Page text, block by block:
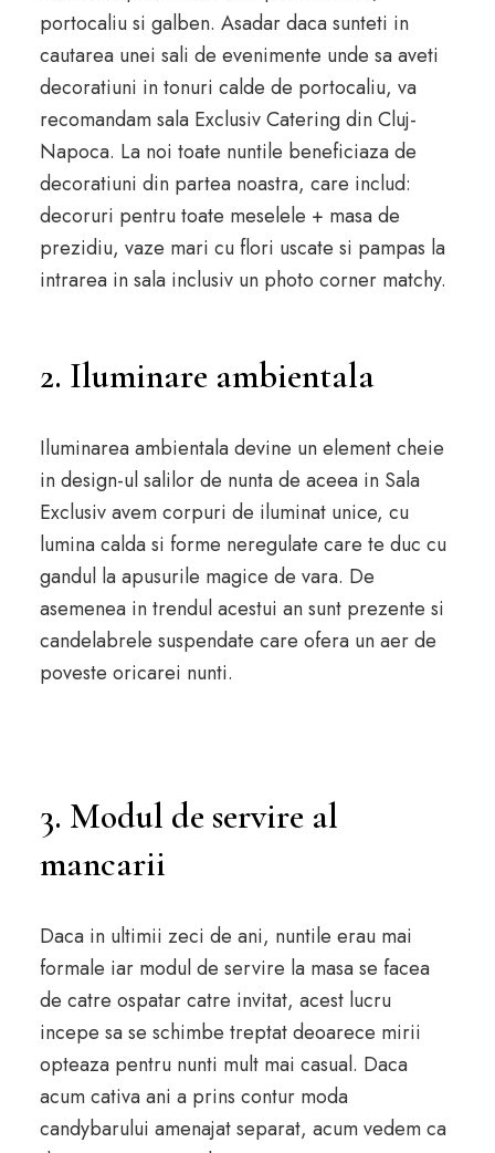
portocaliu si galben. Asadar daca sunteti in
cautarea unei sali de evenimente unde sa aveti
decoratiuni in tonuri calde de portocaliu, va
recomandam sala Exclusiv Catering din Cluj-
Napoca. La noi toate nuntile beneficiaza de
decoratiuni din partea noastra, care includ:
decoruri pentru toate meselele + masa de
prezidiu, vaze mari cu flori uscate si pampas la
intrarea in sala inclusiv un photo corner matchy.
2. Iluminare ambientala
Iluminarea ambientala devine un element cheie
in design-ul salilor de nunta de aceea in Sala
Exclusiv avem corpuri de iluminat unice, cu
lumina calda si forme neregulate care te duc cu
gandul la apusurile magice de vara. De
asemenea in trendul acestui an sunt prezente si
candelabrele suspendate care ofera un aer de
poveste oricarei nunti.
3. Modul de servire al
mancarii
Daca in ultimii zeci de ani, nuntile erau mai
formale iar modul de servire la masa se facea
de catre ospatar catre invitat, acest lucru
incepe sa se schimbe treptat deoarece mirii
opteaza pentru nunti mult mai casual. Daca
acum cativa ani a prins contur moda
candybarului amenajat separat, acum vedem ca